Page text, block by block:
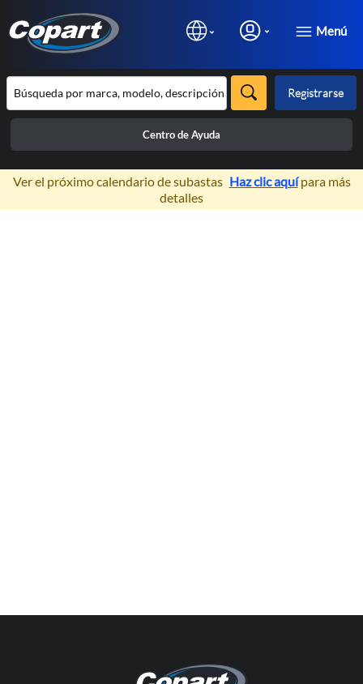
Menú
Registrarse
Centro de Ayuda
×
Ver el próximo calendario de subastas Haz clic aquípara más
detalles